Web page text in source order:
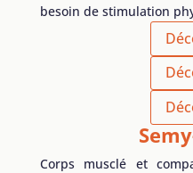
besoin de stimulation
Corps musclé et